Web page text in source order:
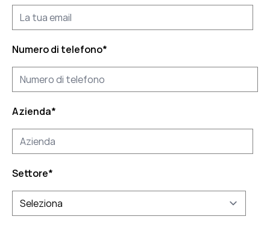
Numero di telefono*
Azienda*
Settore*